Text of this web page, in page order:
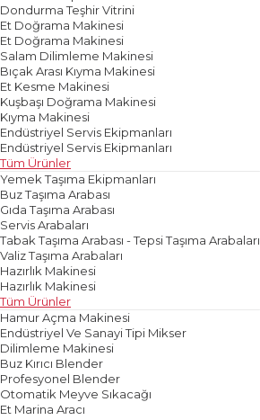
Dondurma Teşhir Vitrini
Et Doğrama Makinesi
Et Doğrama Makinesi
Salam Dilimleme Makinesi
Bıçak Arası Kıyma Makinesi
Et Kesme Makinesi
Kuşbaşı Doğrama Makinesi
Kıyma Makinesi
Endüstriyel Servis Ekipmanları
Endüstriyel Servis Ekipmanları
Tüm Ürünler
Yemek Taşıma Ekipmanları
Buz Taşıma Arabası
Gıda Taşıma Arabası
Servis Arabaları
Tabak Taşıma Arabası - Tepsi Taşıma Arabaları
Valiz Taşıma Arabaları
Hazırlık Makinesi
Hazırlık Makinesi
Tüm Ürünler
Hamur Açma Makinesi
Endüstriyel Ve Sanayi Tipi Mikser
Dilimleme Makinesi
Buz Kırıcı Blender
Profesyonel Blender
Otomatik Meyve Sıkacağı
Et Marina Aracı